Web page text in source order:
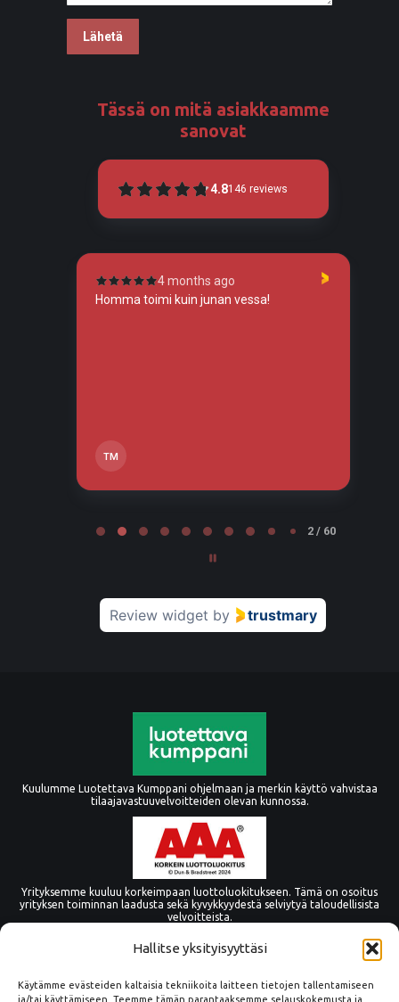
Hallitse yksityisyyttäsi
Käytämme evästeiden kaltaisia tekniikoita laitteen tietojen tallentamiseen
ja/tai käyttämiseen. Teemme tämän parantaaksemme selauskokemusta ja
Tässä on mitä asiakkaamme
sanovat
4.8146 reviews
4 months ago
Homma toimi kuin junan vessa!
TM
2 / 60
Review widget by trustmary
Kuulumme Luotettava Kumppani ohjelmaan ja merkin käyttö vahvistaa
tilaajavastuuvelvoitteiden olevan kunnossa.
Yrityksemme kuuluu korkeimpaan luottoluokitukseen. Tämä on osoitus
yrityksen toiminnan laadusta sekä kyvykkyydestä selviytyä taloudellisista
velvoitteista.